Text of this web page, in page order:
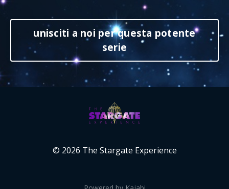
unisciti a noi per questa potente
serie
© 2026 The Stargate Experience